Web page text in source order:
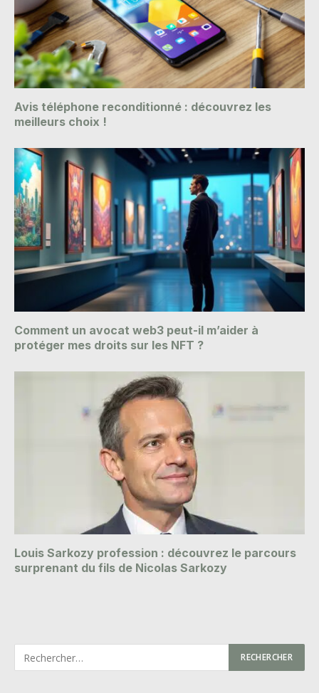
Avis téléphone reconditionné : découvrez les
meilleurs choix !
Comment un avocat web3 peut-il m’aider à
protéger mes droits sur les NFT ?
Louis Sarkozy profession : découvrez le parcours
surprenant du fils de Nicolas Sarkozy